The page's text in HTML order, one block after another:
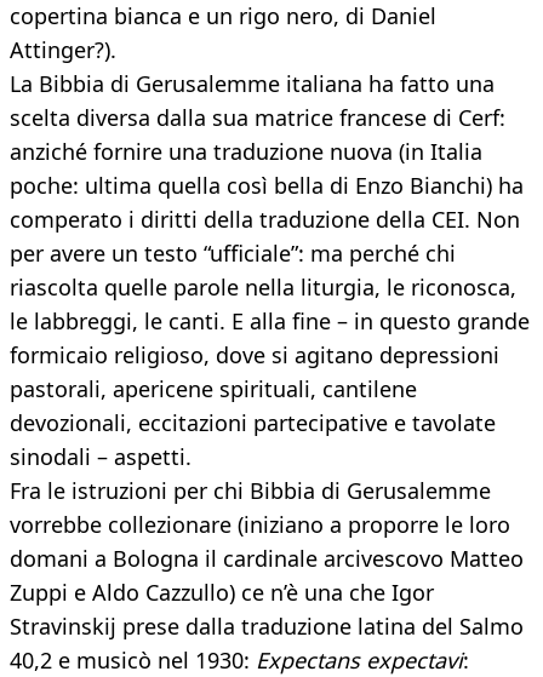
copertina bianca e un rigo nero, di Daniel
Attinger?).
La Bibbia di Gerusalemme italiana ha fatto una
scelta diversa dalla sua matrice francese di Cerf:
anziché fornire una traduzione nuova (in Italia
poche: ultima quella così bella di Enzo Bianchi) ha
comperato i diritti della traduzione della CEI. Non
per avere un testo “ufficiale”: ma perché chi
riascolta quelle parole nella liturgia, le riconosca,
le labbreggi, le canti. E alla fine – in questo grande
formicaio religioso, dove si agitano depressioni
pastorali, apericene spirituali, cantilene
devozionali, eccitazioni partecipative e tavolate
sinodali – aspetti.
Fra le istruzioni per chi Bibbia di Gerusalemme
vorrebbe collezionare (iniziano a proporre le loro
domani a Bologna il cardinale arcivescovo Matteo
Zuppi e Aldo Cazzullo) ce n’è una che Igor
Stravinskij prese dalla traduzione latina del Salmo
40,2 e musicò nel 1930: Expectans expectavi: